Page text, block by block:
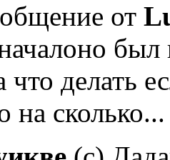
от
был
что делать
на сколько...